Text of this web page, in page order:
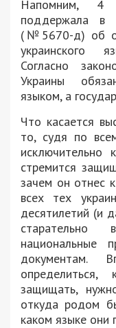
Напомним, 4
поддержала в
(№5670-д) об
украинского
Согласно
Украины
языком, а
Что касается
то, судя по
исключительно
стремится
зачем он отнес
всех тех
десятилетий (и
национальные
документам.
определиться,
защищать,
откуда родом
каком языке они